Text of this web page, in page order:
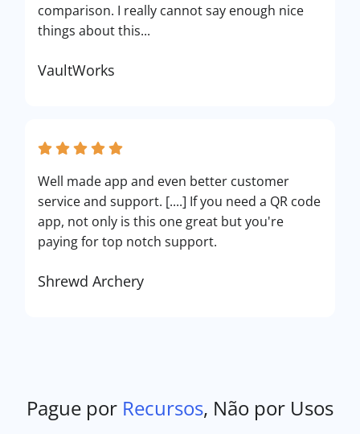
comparison. I really cannot say enough nice
things about this...
VaultWorks
Well made app and even better customer
service and support. [....] If you need a QR code
app, not only is this one great but you're
paying for top notch support.
Shrewd Archery
Pague por Recursos, Não por Usos